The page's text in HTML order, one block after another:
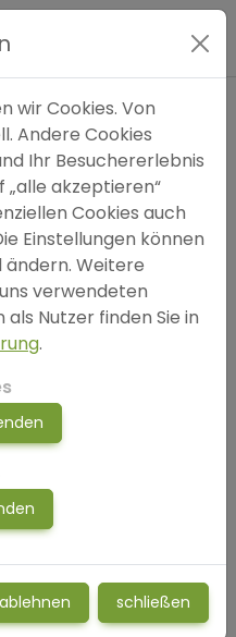
Suizidgedanken
Erfahrungen
wir Cookies. Von
Andere Cookies
Ihr Besuchererlebnis
„alle akzeptieren“
Cookies auch
Einstellungen können
ändern. Weitere
verwendeten
Nutzer finden Sie in
.
schließen